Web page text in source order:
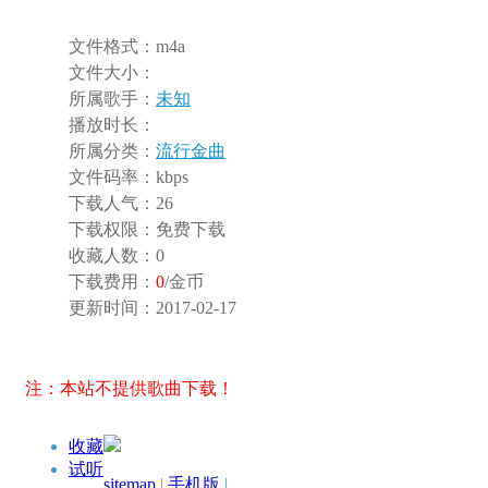
文件格式： m4a
文件大小：
所属歌手： 未知
播放时长：
所属分类： 流行金曲
文件码率： kbps
下载人气： 26
下载权限： 免费下载
收藏人数： 0
下载费用： 0/金币
更新时间： 2017-02-17
注：本站不提供歌曲下载！
收藏
试听
sitemap | 手机版 |